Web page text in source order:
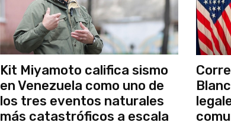
Kit Miyamoto califica sismo
en Venezuela como uno de
los tres eventos naturales
más catastróficos a escala